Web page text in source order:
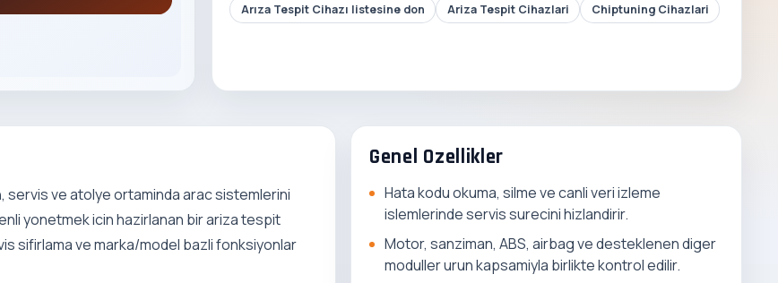
Arıza Tespit Cihazı listesine don Ariza Tespit Cihazlari Chiptuning Cihazlari
servis ve atolye ortaminda arac sistemlerini
yonetmek icin hazirlanan bir ariza tespit
sifirlama ve marka/model bazli fonksiyonlar
Genel Ozellikler
Hata kodu okuma, silme ve canli veri izleme
islemlerinde servis surecini hizlandirir.
Motor, sanziman, ABS, airbag ve desteklenen diger
moduller urun kapsamiyla birlikte kontrol edilir.